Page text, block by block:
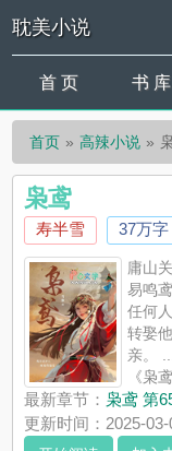
耽美小说
首 页 书 库
首页 高辣小说
枭鸢
寿半雪 37万字
庸山
易鸣
任何
转娶
亲。 ...
《枭
说实时更新枭鸢最新
鸢评论，并不代表 耽
最新章节： 枭鸢 第
更新时间：2025-